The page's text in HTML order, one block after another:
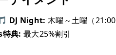
DJ Night: 木曜～土曜（21:00
典: 最大25%割引